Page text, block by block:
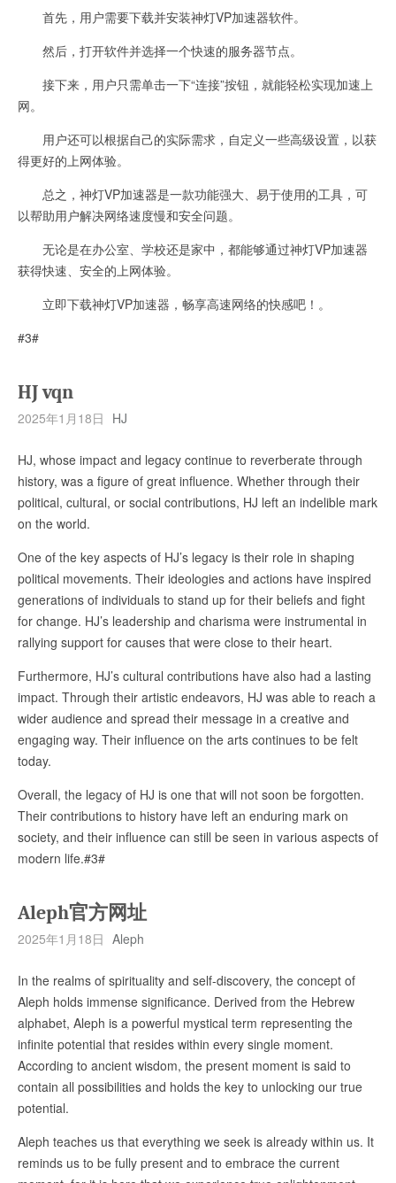
首先，用户需要下载并安装神灯VP加速器软件。
然后，打开软件并选择一个快速的服务器节点。
接下来，用户只需单击一下“连接”按钮，就能轻松实现加速上
网。
用户还可以根据自己的实际需求，自定义一些高级设置，以获
得更好的上网体验。
总之，神灯VP加速器是一款功能强大、易于使用的工具，可
以帮助用户解决网络速度慢和安全问题。
无论是在办公室、学校还是家中，都能够通过神灯VP加速器
获得快速、安全的上网体验。
立即下载神灯VP加速器，畅享高速网络的快感吧！。
#3#
HJ vqn
2025年1月18日 HJ
HJ, whose impact and legacy continue to reverberate through
history, was a figure of great influence. Whether through their
political, cultural, or social contributions, HJ left an indelible mark
on the world.
One of the key aspects of HJ’s legacy is their role in shaping
political movements. Their ideologies and actions have inspired
generations of individuals to stand up for their beliefs and fight
for change. HJ’s leadership and charisma were instrumental in
rallying support for causes that were close to their heart.
Furthermore, HJ’s cultural contributions have also had a lasting
impact. Through their artistic endeavors, HJ was able to reach a
wider audience and spread their message in a creative and
engaging way. Their influence on the arts continues to be felt
today.
Overall, the legacy of HJ is one that will not soon be forgotten.
Their contributions to history have left an enduring mark on
society, and their influence can still be seen in various aspects of
modern life.#3#
Aleph官方网址
2025年1月18日 Aleph
In the realms of spirituality and self-discovery, the concept of
Aleph holds immense significance. Derived from the Hebrew
alphabet, Aleph is a powerful mystical term representing the
infinite potential that resides within every single moment.
According to ancient wisdom, the present moment is said to
contain all possibilities and holds the key to unlocking our true
potential.
Aleph teaches us that everything we seek is already within us. It
reminds us to be fully present and to embrace the current